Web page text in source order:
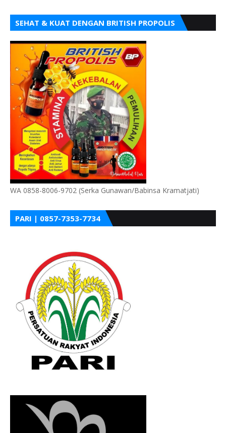
SEHAT & KUAT DENGAN BRITISH PROPOLIS
WA 0858-8006-9702 (Serka Gunawan/Babinsa Kramatjati)
PARI | 0857-7353-7734